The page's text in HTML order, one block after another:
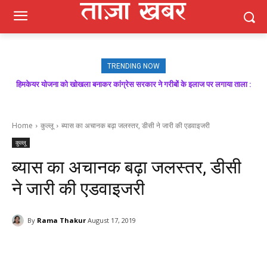
TRENDING NOW
हिमकेयर योजना को खोखला बनाकर कांग्रेस सरकार ने गरीबों के इलाज पर लगाया ताला :
मजबूत बूथ ही भाजपा की जीत की गारंटी, आगामी विधानसभा चुनाव में बूथ प्रबंधन निभाएगा
Home कुल्लू ब्यास का अचानक बढ़ा जलस्तर, डीसी ने जारी की एडवाइजरी
कुल्लू
ब्यास का अचानक बढ़ा जलस्तर, डीसी
ने जारी की एडवाइजरी
By Rama Thakur August 17, 2019